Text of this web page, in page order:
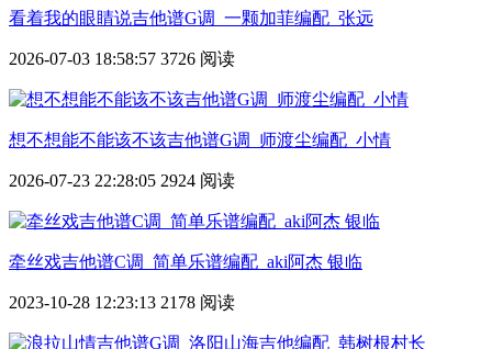
看着我的眼睛说吉他谱G调_一颗加菲编配_张远
2026-07-03 18:58:57 3726 阅读
想不想能不能该不该吉他谱G调_师渡尘编配_小情
2026-07-23 22:28:05 2924 阅读
牵丝戏吉他谱C调_简单乐谱编配_aki阿杰 银临
2023-10-28 12:23:13 2178 阅读